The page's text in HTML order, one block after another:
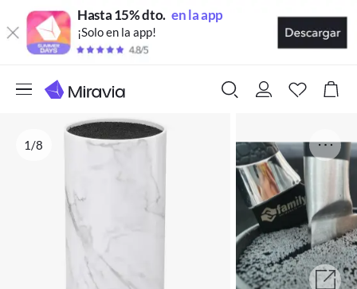
Hasta 15% dto. en la app
¡Solo en la app!
1/8